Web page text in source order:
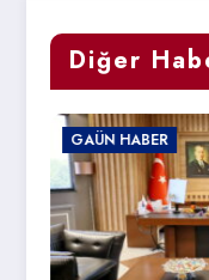
Diğer